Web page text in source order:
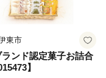
東市
ンド認定菓子お詰合
】